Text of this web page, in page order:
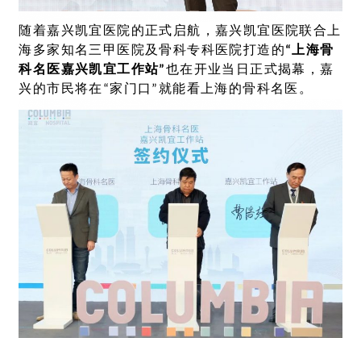
随着嘉兴凯宜医院的正式启航，嘉兴凯宜医院联合上
海多家知名三甲医院及骨科专科医院打造的 “上海骨
科名医嘉兴凯宜工作站”也在开业当日正式揭幕，嘉
兴的市民将在“家门口”就能看上海的骨科名医。